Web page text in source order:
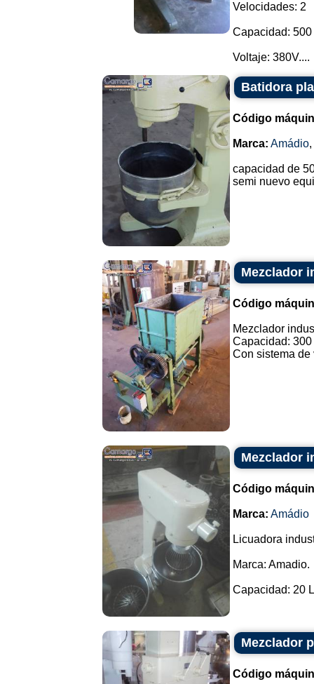
Velocidades: 2
Capacidad: 500
Voltaje: 380V....
Batidora
Código
Marca: Amádio,
capacidad de
semi nuevo
Mezclador
Código
Mezclador
Capacidad: 300
Con sistema de
Mezclador
Código
Marca: Amádio
Licuadora
Marca: Amadio.
Capacidad: 20
Mezclador
Código